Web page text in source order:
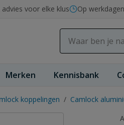
voor elke klus Op
Merken Kennisbank
koppelingen / Camlock